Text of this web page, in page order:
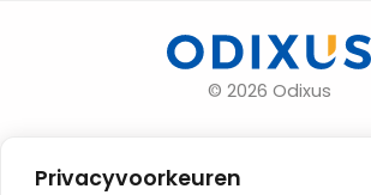
Privacyvoorkeuren
© 2026 Odixus